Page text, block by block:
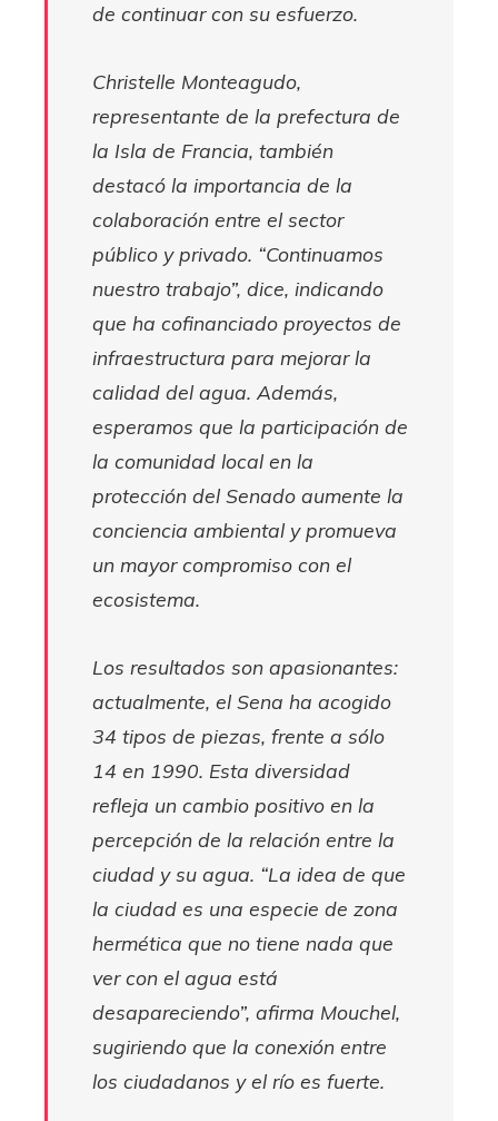
de continuar con su esfuerzo.
Christelle Monteagudo,
representante de la prefectura de
la Isla de Francia, también
destacó la importancia de la
colaboración entre el sector
público y privado. “Continuamos
nuestro trabajo”, dice, indicando
que ha cofinanciado proyectos de
infraestructura para mejorar la
calidad del agua. Además,
esperamos que la participación de
la comunidad local en la
protección del Senado aumente la
conciencia ambiental y promueva
un mayor compromiso con el
ecosistema.
Los resultados son apasionantes:
actualmente, el Sena ha acogido
34 tipos de piezas, frente a sólo
14 en 1990. Esta diversidad
refleja un cambio positivo en la
percepción de la relación entre la
ciudad y su agua. “La idea de que
la ciudad es una especie de zona
hermética que no tiene nada que
ver con el agua está
desapareciendo”, afirma Mouchel,
sugiriendo que la conexión entre
los ciudadanos y el río es fuerte.